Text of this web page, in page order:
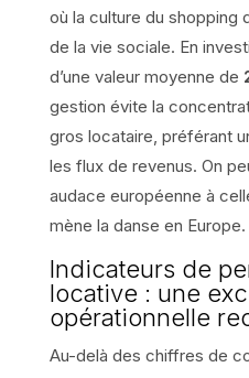
où la culture du shopping
de la vie sociale. En
d’une valeur moyenne de
gestion évite la
gros locataire, préférant
les flux de revenus. On
audace européenne à
mène la danse en Europe.
Indicateurs de
locative : une
opérationnelle
Au-delà des chiffres de